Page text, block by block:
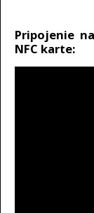
Pripojenie
NFC karte: